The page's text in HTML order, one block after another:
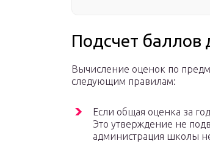
Подсчет баллов
Вычисление оценок по
следующим правилам:
Если общая оценка за
Это утверждение не
администрация школы